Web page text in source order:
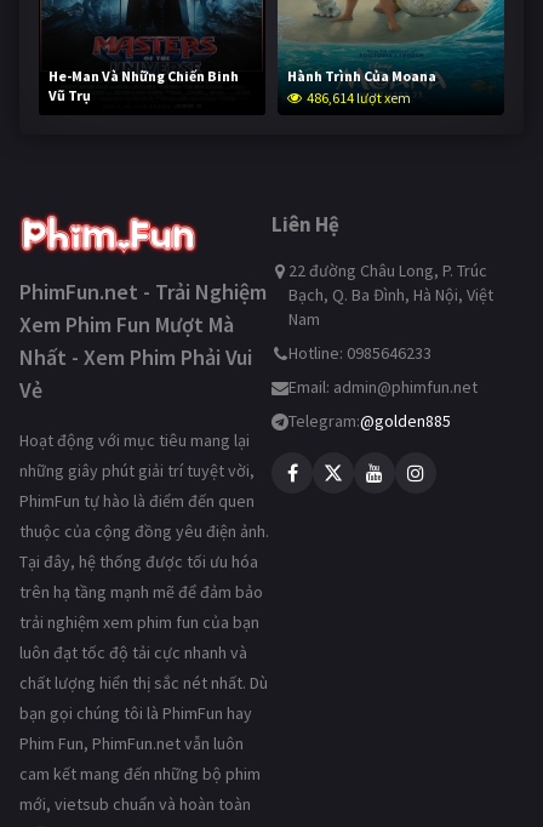
He-Man Và Những Chiến Binh
Vũ Trụ
234,848 lượt xem
Hành Trình Của Moana
486,614 lượt xem
PhimFun.net - Trải Nghiệm
Xem Phim Fun Mượt Mà
Nhất - Xem Phim Phải Vui
Vẻ
Hoạt động với mục tiêu mang lại
những giây phút giải trí tuyệt vời,
PhimFun tự hào là điểm đến quen
thuộc của cộng đồng yêu điện ảnh.
Tại đây, hệ thống được tối ưu hóa
trên hạ tầng mạnh mẽ để đảm bảo
trải nghiệm xem phim fun của bạn
luôn đạt tốc độ tải cực nhanh và
chất lượng hiển thị sắc nét nhất. Dù
bạn gọi chúng tôi là PhimFun hay
Phim Fun, PhimFun.net vẫn luôn
cam kết mang đến những bộ phim
mới, vietsub chuẩn và hoàn toàn
Liên Hệ
22 đường Châu Long, P. Trúc
Bạch, Q. Ba Đình, Hà Nội, Việt
Nam
Hotline: 0985646233
Email: admin@phimfun.net
Telegram:@golden885